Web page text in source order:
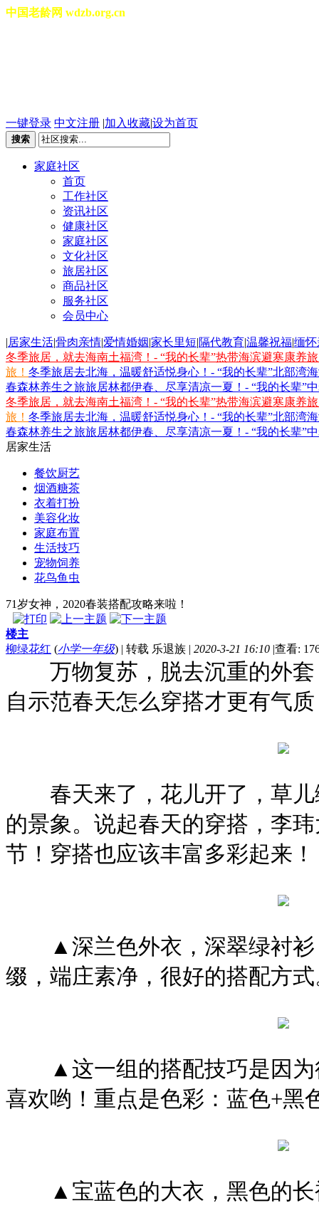
中国老龄网 wdzb.org.cn
一键登录 中文注册 |加入收藏|设为首页
搜索
家庭社区
首页
工作社区
资讯社区
健康社区
家庭社区
文化社区
旅居社区
商品社区
服务社区
会员中心
|居家生活|骨肉亲情|爱情婚姻|家长里短|隔代教育|温馨祝福|缅
冬季旅居，就去海南土福湾！- “我的长辈”热带海滨避寒康养
旅！ 冬季旅居去北海，温暖舒适悦身心！- “我的长辈”北部湾
春森林养生之旅旅居林都伊春、尽享清凉一夏！- “我的长辈”
冬季旅居，就去海南土福湾！- “我的长辈”热带海滨避寒康养
旅！ 冬季旅居去北海，温暖舒适悦身心！- “我的长辈”北部湾
春森林养生之旅旅居林都伊春、尽享清凉一夏！- “我的长辈”
居家生活
餐饮厨艺
烟酒糖茶
衣着打扮
美容化妆
家庭布置
生活技巧
宠物饲养
花鸟鱼虫
71岁女神，2020春装搭配攻略来啦！
楼主
柳绿花红 (小学一年级) | 转载 乐退族 | 2020-3-21 16:10 |查看:
万物复苏，脱去沉重的外套
自示范春天怎么穿搭才更有气
春天来了，花儿开了，草儿
的景象。说起春天的穿搭，李
节！穿搭也应该丰富多彩起来！
▲深兰色外衣，深翠绿衬衫
缀，端庄素净，很好的搭配方
▲这一组的搭配技巧是因为
喜欢哟！重点是色彩：蓝色+黑
▲宝蓝色的大衣，黑色的长